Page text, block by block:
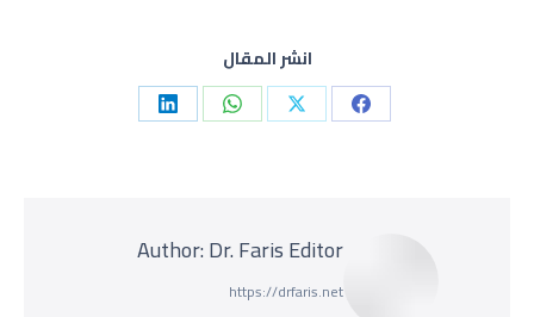
انشر المقال
Share
Share
Share
Share
Author:Dr. Faris Editor
https://drfaris.net